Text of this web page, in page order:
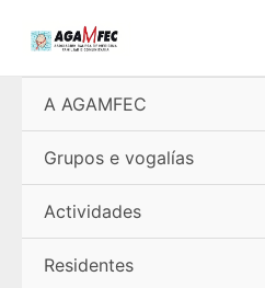
A AGAMFEC
Grupos e vogalías
Actividades
Residentes